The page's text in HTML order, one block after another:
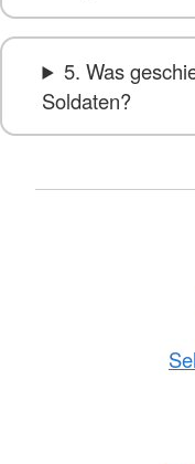
5. Was
Soldaten?